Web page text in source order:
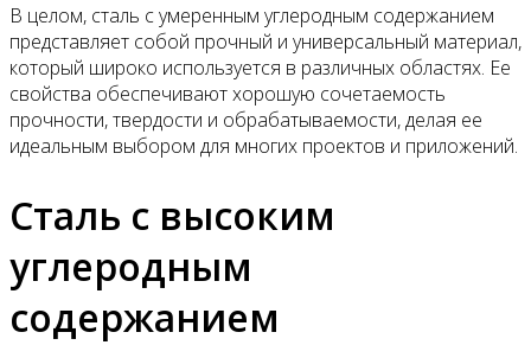
В целом, сталь с умеренным углеродным содержанием
представляет собой прочный и универсальный материал,
который широко используется в различных областях. Ее
свойства обеспечивают хорошую сочетаемость
прочности, твердости и обрабатываемости, делая ее
идеальным выбором для многих проектов и приложений.
Сталь с высоким
углеродным
содержанием